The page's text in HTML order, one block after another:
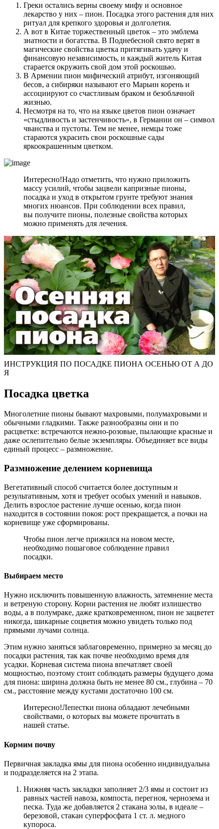
Греки остались верны своему мифу и основное
лекарство у них – пион. Посадка этого растения для них
ритуал для крепкого здоровья и долголетия.
А вот в Китае торжественный цветок – это эмблема
знатности и богатства. В Поднебесной свято верят в
магические свойства цветка притягивать удачу и
финансовую независимость, и каждый житель Китая
старается окружить свой дом этой роскошью.
В Армении пион мифический атрибут, изгоняющий
бесов, а сибиряки называют его Марьин корень и
ассоциируют со счастливым браком и безоблачной
жизнью.
Несмотря на то, что на языке цветов пион означает
«стыдливость и застенчивость», в Германии он – символ
чванства и пустоты. Тем не менее, немцы тоже
стараются украсить свои роскошные сады
яркоокрашенным цветком.
Интересно!Надо отметить, что нужно приложить
массу усилий, чтобы зацвели капризные пионы,
посадка и уход в открытом грунте требуют знания
многих нюансов. При соблюдении всех правил,
вы получите пионы, полезные свойства которых
можно применять для лечения.
ИНСТРУКЦИЯ ПО ПОСАДКЕ ПИОНА ОСЕНЬЮ ОТ А ДО
Я
Посадка цветка
Многолетние пионы бывают махровыми, полумахровыми и
обычными гладкими. Также разнообразны они и по
расцветке: встречаются нежно-розовые, пылающие красные и
даже ослепительно белые экземпляры. Объединяет все виды
единый процесс – размножение.
Размножение делением корневища
Вегетативный способ считается более доступным и
результативным, хотя и требует особых умений и навыков.
Делить взрослое растение лучше осенью, когда пион
находится в состоянии покоя: рост прекращается, а почки на
корневище уже сформированы.
Чтобы пион легче прижился на новом месте,
необходимо пошаговое соблюдение правил
посадки.
Выбираем место
Нужно исключить повышенную влажность, затемнение места
и ветреную сторону. Корни растения не любят излишество
воды, а в полумраке, даже кратковременном, пион не зацветет
никогда, шикарные соцветия можно увидеть только под
прямыми лучами солнца.
Этим нужно заняться заблаговременно, примерно за месяц до
посадки растения, так как почве необходимо время для
усадки. Корневая система пиона впечатляет своей
мощностью, поэтому стоит соблюдать размеры будущего дома
для пиона: ширина должна быть не менее 80 см., глубина – 70
см., расстояние между кустами достаточно 100 см.
Интересно!Лепестки пиона обладают лечебными
свойствами, о которых вы можете прочитать в
нашей статье.
Кормим почву
Первичная закладка ямы для пиона особенно индивидуальна
и подразделяется на 2 этапа.
Нижняя часть закладки заполняет 2/3 ямы и состоит из
равных частей навоза, компоста, перегноя, чернозема и
песка. Туда же добавляется 2 стакана золы, в идеале –
березовой, стакан суперфосфата 1 ст. л. медного
купороса.